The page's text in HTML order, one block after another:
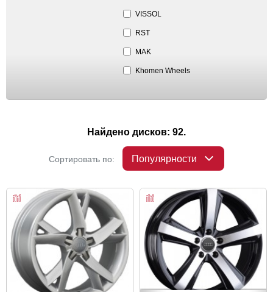
VISSOL
RST
MAK
Khomen Wheels
Найдено дисков: 92.
Сортировать по: Популярности